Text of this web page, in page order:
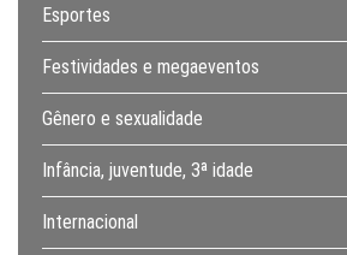
Esportes
Festividades e megaeventos
Gênero e sexualidade
Infância, juventude, 3ª idade
Internacional